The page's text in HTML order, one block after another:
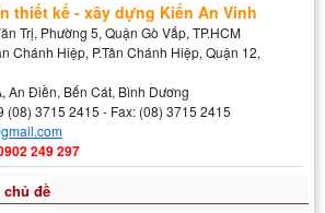
thiết kế - xây dựng Kiến An Vinh
Trị, Phường 5, Quận Gò Vấp, TP.HCM
Chánh Hiệp, P.Tân Chánh Hiệp, Quận 12,
An Điền, Bến Cát, Bình Dương
3715 2415 - Fax: (08) 3715 2415
249 297
đề